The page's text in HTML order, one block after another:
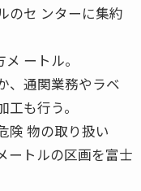
のセ ンターに集約
ートル。
、通関業務やラベ
も行う。
険 物の取り扱い
ートルの区画を富士